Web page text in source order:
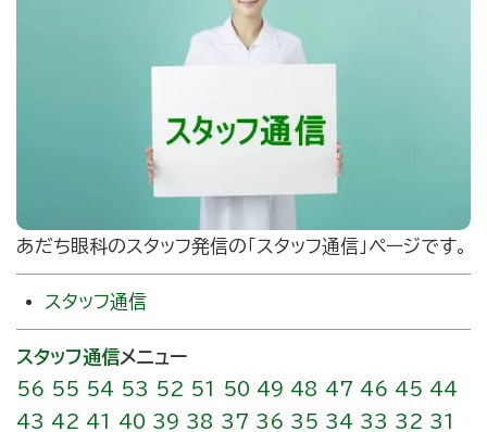
あだち眼科のスタッフ発信の｢スタッフ通信」ページです。
スタッフ通信
スタッフ通信メニュー
56 55 54 53 52 51 50 49 48 47 46 45 44
43 42 41 40 39 38 37 36 35 34 33 32 31